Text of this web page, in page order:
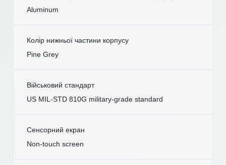
Aluminum
Колір нижньої частини корпусу
Pine Grey
Військовий стандарт
US MIL-STD 810G military-grade standard
Сенсорний екран
Non-touch screen